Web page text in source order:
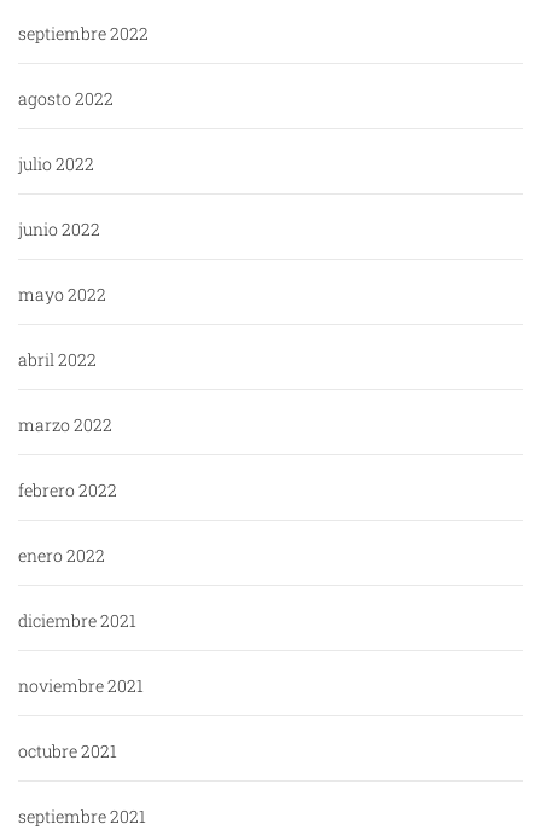
septiembre 2022
agosto 2022
julio 2022
junio 2022
mayo 2022
abril 2022
marzo 2022
febrero 2022
enero 2022
diciembre 2021
noviembre 2021
octubre 2021
septiembre 2021